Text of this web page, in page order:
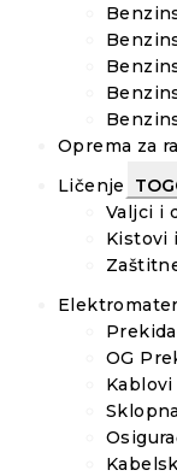
Oprema za
Ličenje
Valjci i
Kistovi
OG